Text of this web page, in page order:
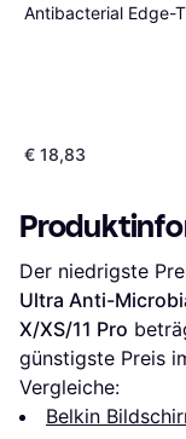
Antibacterial Edge-
€ 18,83
Der niedrigste
Ultra Anti-
X/XS/11 Pro
günstigste Preis
Vergleiche:
Belkin